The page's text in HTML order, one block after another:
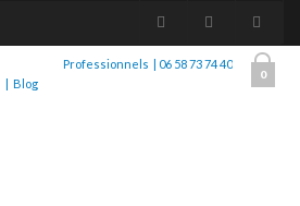
0
| Blog
Professionnels | 06 58 73 74 40